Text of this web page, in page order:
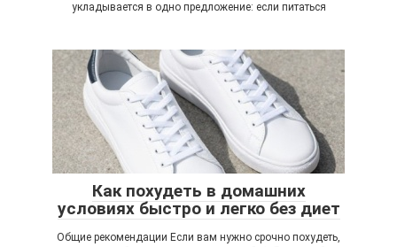
укладывается в одно предложение: если питаться
Как похудеть в домашних
условиях быстро и легко без диет
Общие рекомендации Если вам нужно срочно похудеть,